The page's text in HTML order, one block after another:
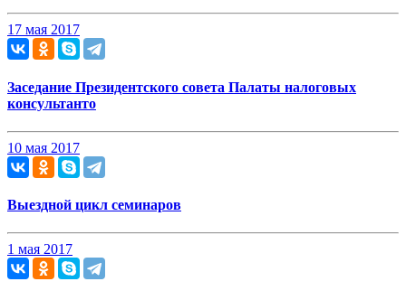
17 мая 2017
Заседание Президентскогo совета Палаты налоговых
консультанто
10 мая 2017
Выездной цикл семинаров
1 мая 2017